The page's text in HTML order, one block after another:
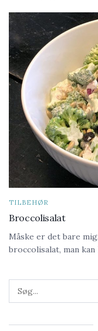
TILBEHØR
Broccolisalat
Måske er det bare
broccolisalat, man